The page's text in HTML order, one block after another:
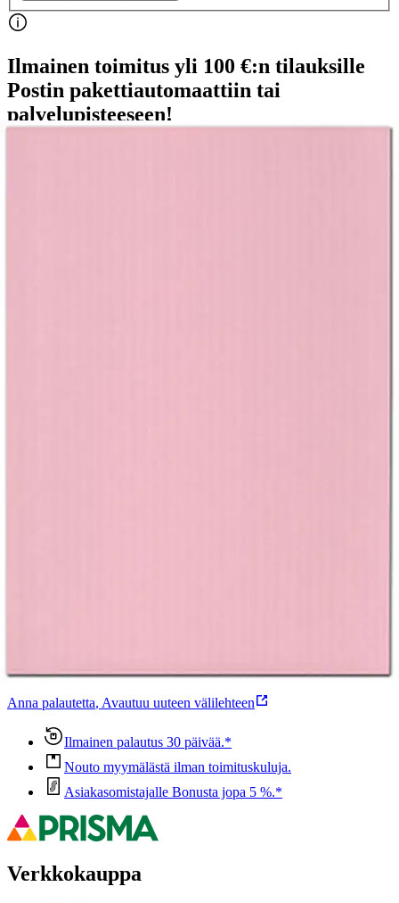
Ilmainen toimitus yli 100 €:n tilauksille
Postin pakettiautomaattiin tai
palvelupisteeseen!
voisi muuten parantaa, anna palautetta.
Anna palautetta, Avautuu uuteen välilehteen
Ilmainen palautus 30 päivää.*
Nouto myymälästä ilman toimituskuluja.
Asiakasomistajalle Bonusta jopa 5 %.*
Verkkokauppa